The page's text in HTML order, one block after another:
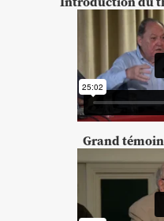
Grand